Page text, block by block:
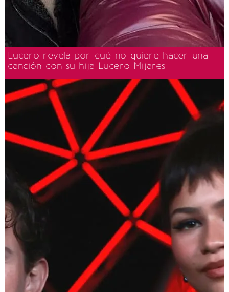
Lucero revela por qué no quiere hacer una
canción con su hija Lucero Mijares